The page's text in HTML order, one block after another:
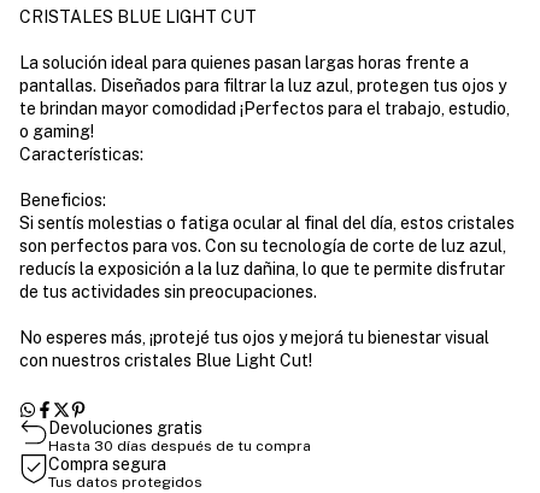
CRISTALES BLUE LIGHT CUT
La solución ideal para quienes pasan largas horas frente a
pantallas. Diseñados para filtrar la luz azul, protegen tus ojos y
te brindan mayor comodidad ¡Perfectos para el trabajo, estudio,
o gaming!
Características:
Beneficios:
Si sentís molestias o fatiga ocular al final del día, estos cristales
son perfectos para vos. Con su tecnología de corte de luz azul,
reducís la exposición a la luz dañina, lo que te permite disfrutar
de tus actividades sin preocupaciones.
No esperes más, ¡protejé tus ojos y mejorá tu bienestar visual
con nuestros cristales Blue Light Cut!
Devoluciones gratis
Hasta 30 días después de tu compra
Compra segura
Tus datos protegidos